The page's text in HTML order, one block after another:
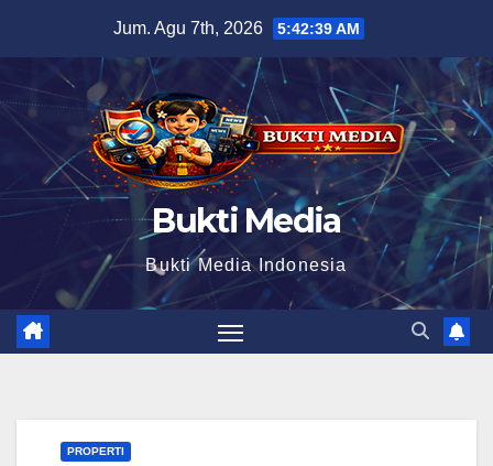
Jum. Agu 7th, 2026 5:42:40 AM
Bukti Media
Bukti Media Indonesia
PROPERTI